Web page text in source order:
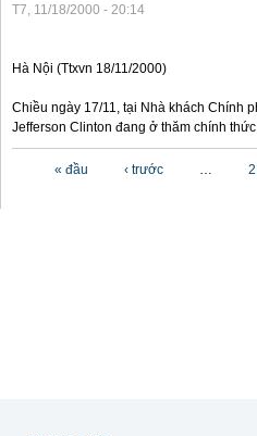
T7, 11/18/2000 - 20:14
Hà Nội (Ttxvn 18/11/2000)
Chiều ngày 17/11, tại Nhà khách Chính
Jefferson Clinton đang ở thăm chính
« đầu ‹ trước …